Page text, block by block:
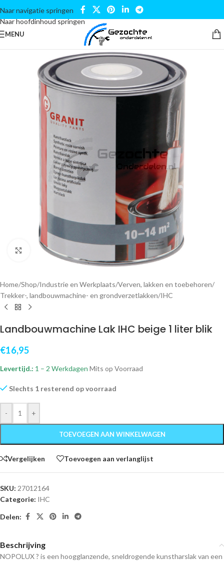
Naar navigatie springen
Naar hoofdinhoud springen
MENU
Klik om te vergroten
Home/Shop/Industrie en Werkplaats/Verven, lakken en toebehoren/
Trekker-, landbouwmachine- en grondverzetlakken/IHC
Landbouwmachine Lak IHC beige 1 liter blik
€16,95
Levertijd.: 1 – 2 Werkdagen Mits op Voorraad
Slechts 1 resterend op voorraad
- +
TOEVOEGEN AAN WINKELWAGEN
Vergelijken Toevoegen aan verlanglijst
SKU: 27012164
Categorie: IHC
Delen:
Beschrijving
NOPOLUX ? is een hoogglanzende, sneldrogende kunstharslak van een